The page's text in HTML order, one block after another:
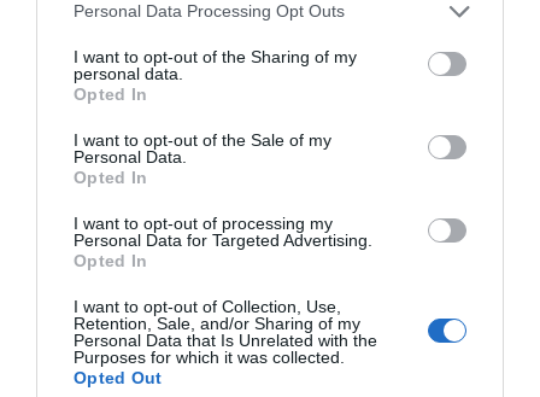
Personal Data Processing Opt Outs
I want to opt-out of the Sharing of my
personal data.
Opted In
I want to opt-out of the Sale of my
Personal Data.
Opted In
I want to opt-out of processing my
Personal Data for Targeted Advertising.
Opted In
I want to opt-out of Collection, Use,
Retention, Sale, and/or Sharing of my
Personal Data that Is Unrelated with the
Purposes for which it was collected.
Opted Out
realizando labores de refresco para extinguir por
completo los rescoldos.
Como medida preventiva, los servicios de emergencia
ordenaron el confinamiento inicial
la finca afectada y de los inmuebles colindantes.
Posteriormente, se procedió a la evacuación de los
edificios situados en los números
calle Picayo.